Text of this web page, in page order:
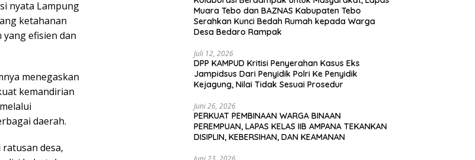
nyata Lampung
ketahanan
efisien dan
menegaskan
kemandirian
daerah.
desa,
Muara Tebo dan BAZNAS Kabupaten Tebo
Serahkan Kunci Bedah Rumah kepada Warga
Desa Bedaro Rampak
Juli 12, 2026
DPP KAMPUD Kritisi Penyerahan Kasus Eks
Jampidsus Dari Penyidik Polri Ke Penyidik
Kejagung, Nilai Tidak Sesuai Prosedur
Juni 26, 2026
PERKUAT PEMBINAAN WARGA BINAAN
PEREMPUAN, LAPAS KELAS IIB AMPANA TEKANKAN
DISIPLIN, KEBERSIHAN, DAN KEAMANAN